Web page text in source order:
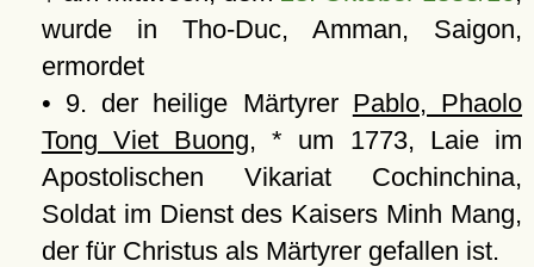
wurde in Tho-Duc, Amman, Saigon,
ermordet
• 9. der heilige Märtyrer Pablo, Phaolo
Tong Viet Buong, * um 1773, Laie im
Apostolischen Vikariat Cochinchina,
Soldat im Dienst des Kaisers Minh Mang,
der für Christus als Märtyrer gefallen ist.